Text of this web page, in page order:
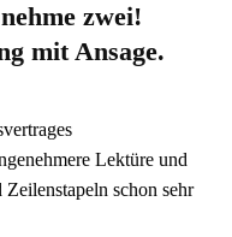
zwei!
mit Ansage.
Lektüre und
schon sehr